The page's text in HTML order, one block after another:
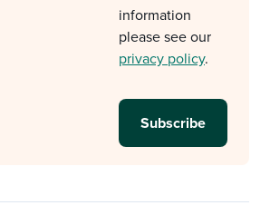
information
please see our
privacy policy.